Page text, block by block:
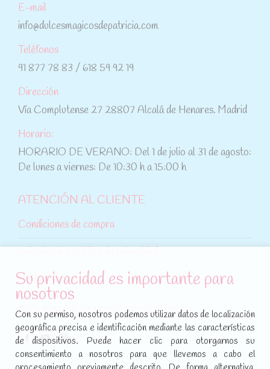
E-mail
info@dulcesmagicosdepatricia.com
Teléfonos
91 877 78 83 / 618 59 92 19
Dirección
Vía Complutense 27 28807 Alcalá de Henares. Madrid
Horario:
HORARIO DE VERANO: Del 1 de julio al 31 de agosto:
De lunes a viernes: De 10:30 h a 15:00 h
ATENCIÓN AL CLIENTE
Condiciones de compra
Política de cookies
SÍGUENOS EN REDES SOCIALES
Encuéntranos en:
Facebook
page
YouTube
page
Instagram
page
Su privacidad es importante para
nosotros
Con su permiso, nosotros podemos utilizar datos de localización
geográfica precisa e identificación mediante las características
de dispositivos. Puede hacer clic para otorgarnos su
consentimiento a nosotros para que llevemos a cabo el